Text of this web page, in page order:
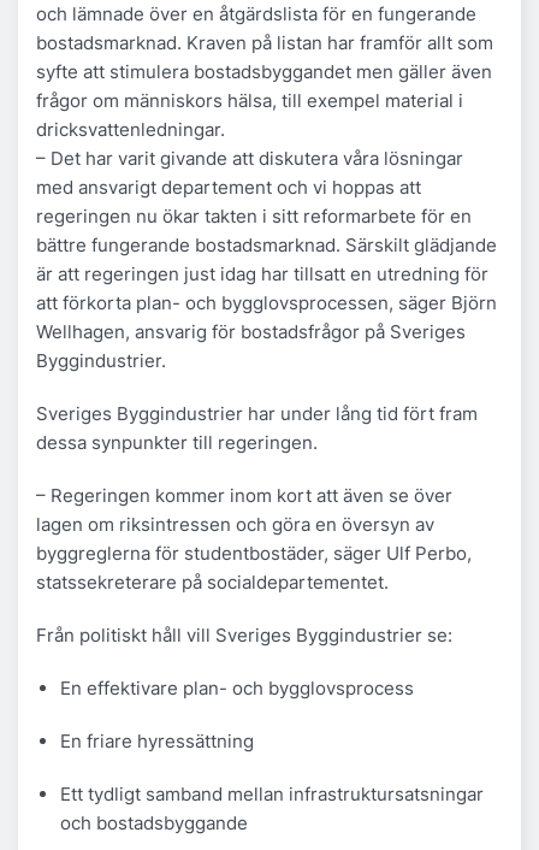
och lämnade över en åtgärdslista för en fungerande
bostadsmarknad. Kraven på listan har framför allt som
syfte att stimulera bostadsbyggandet men gäller även
frågor om människors hälsa, till exempel material i
dricksvattenledningar.
– Det har varit givande att diskutera våra lösningar
med ansvarigt departement och vi hoppas att
regeringen nu ökar takten i sitt reformarbete för en
bättre fungerande bostadsmarknad. Särskilt glädjande
är att regeringen just idag har tillsatt en utredning för
att förkorta plan- och bygglovsprocessen, säger Björn
Wellhagen, ansvarig för bostadsfrågor på Sveriges
Byggindustrier.
Sveriges Byggindustrier har under lång tid fört fram
dessa synpunkter till regeringen.
– Regeringen kommer inom kort att även se över
lagen om riksintressen och göra en översyn av
byggreglerna för studentbostäder, säger Ulf Perbo,
statssekreterare på socialdepartementet.
Från politiskt håll vill Sveriges Byggindustrier se:
En effektivare plan- och bygglovsprocess
En friare hyressättning
Ett tydligt samband mellan infrastruktursatsningar
och bostadsbyggande